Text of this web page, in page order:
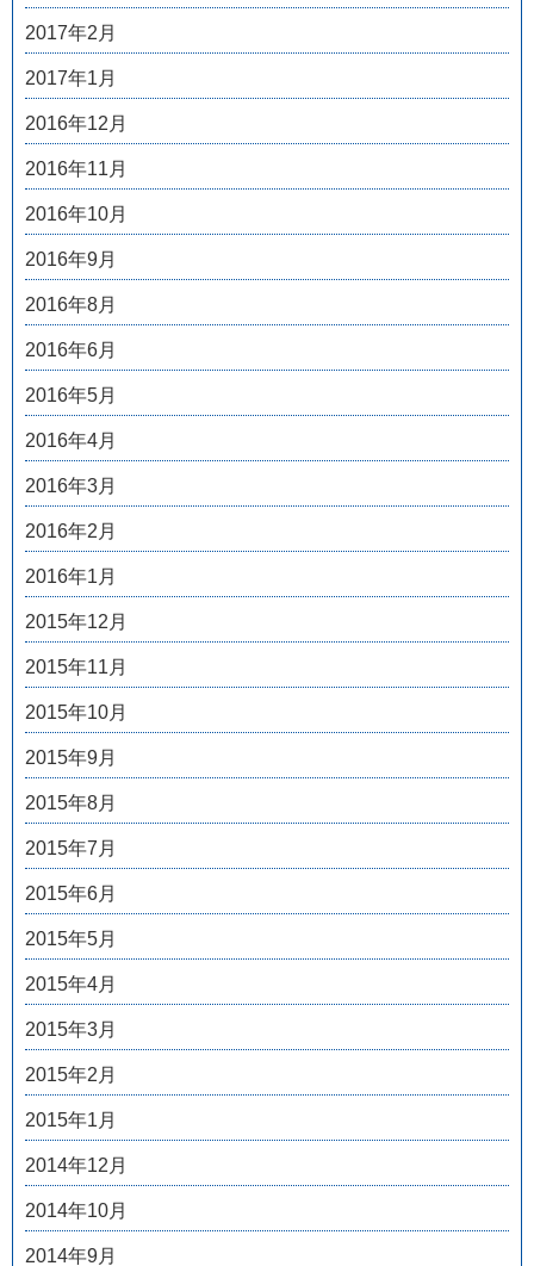
2017年2月
2017年1月
2016年12月
2016年11月
2016年10月
2016年9月
2016年8月
2016年6月
2016年5月
2016年4月
2016年3月
2016年2月
2016年1月
2015年12月
2015年11月
2015年10月
2015年9月
2015年8月
2015年7月
2015年6月
2015年5月
2015年4月
2015年3月
2015年2月
2015年1月
2014年12月
2014年10月
2014年9月